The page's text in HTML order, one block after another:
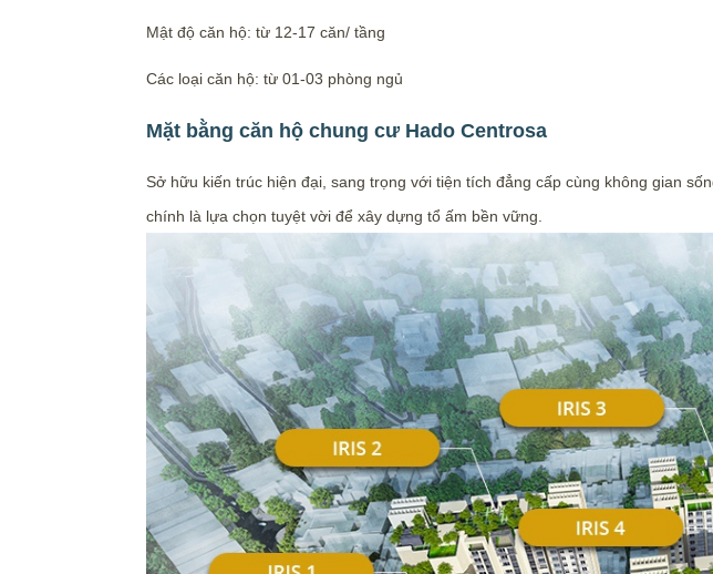
Mật độ căn hộ: từ 12-17 căn/ tầng
Các loại căn hộ: từ 01-03 phòng ngủ
Mặt bằng căn hộ chung cư Hado Centrosa
Sở hữu kiến trúc hiện đại, sang trọng với tiện tích đẳng cấp cùng không gian
chính là lựa chọn tuyệt vời để xây dựng tổ ấm bền vững.